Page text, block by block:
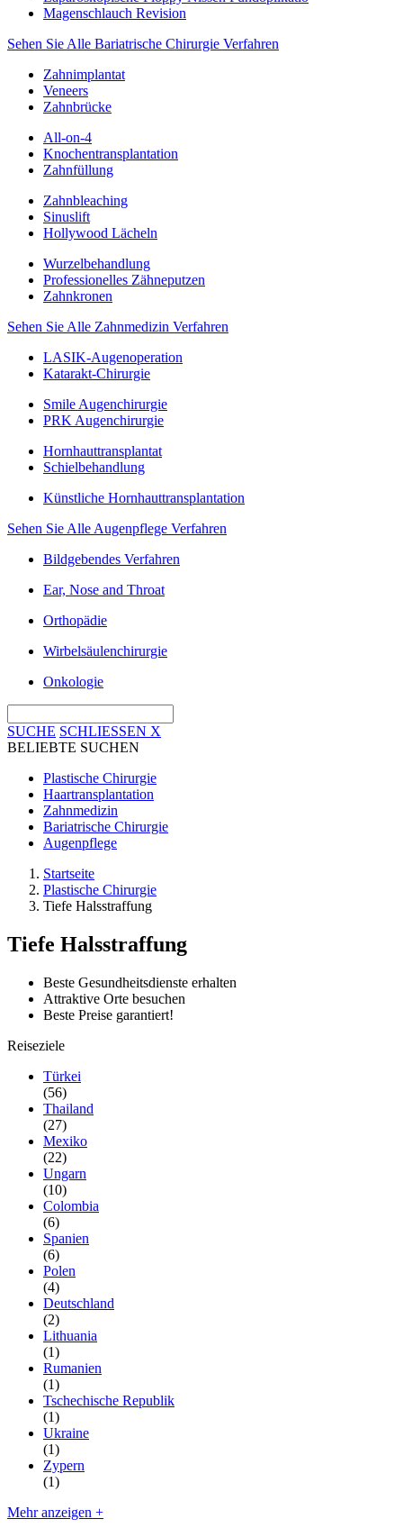
Magenschlauch Revision
Sehen Sie Alle Bariatrische Chirurgie Verfahren
Zahnimplantat
Veneers
Zahnbrücke
All-on-4
Knochentransplantation
Zahnfüllung
Zahnbleaching
Sinuslift
Hollywood Lächeln
Wurzelbehandlung
Professionelles Zähneputzen
Zahnkronen
Sehen Sie Alle Zahnmedizin Verfahren
LASIK-Augenoperation
Katarakt-Chirurgie
Smile Augenchirurgie
PRK Augenchirurgie
Hornhauttransplantat
Schielbehandlung
Künstliche Hornhauttransplantation
Sehen Sie Alle Augenpflege Verfahren
Bildgebendes Verfahren
Ear, Nose and Throat
Orthopädie
Wirbelsäulenchirurgie
Onkologie
SUCHE SCHLIESSEN X
BELIEBTE SUCHEN
Plastische Chirurgie
Haartransplantation
Zahnmedizin
Bariatrische Chirurgie
Augenpflege
Startseite
Plastische Chirurgie
Tiefe Halsstraffung
Tiefe Halsstraffung
Beste Gesundheitsdienste erhalten
Attraktive Orte besuchen
Beste Preise garantiert!
Reiseziele
Türkei
(56)
Thailand
(27)
Mexiko
(22)
Ungarn
(10)
Colombia
(6)
Spanien
(6)
Polen
(4)
Deutschland
(2)
Lithuania
(1)
Rumanien
(1)
Tschechische Republik
(1)
Ukraine
(1)
Zypern
(1)
Mehr anzeigen +